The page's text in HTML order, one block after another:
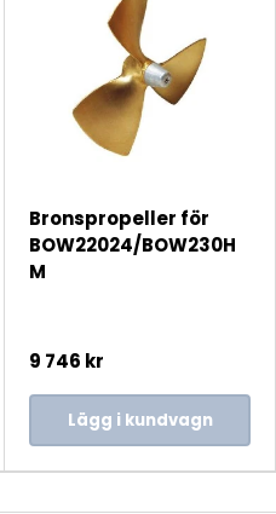
Bronspropeller för
BOW22024/BOW230H
M
9 746 kr
Lägg i kundvagn